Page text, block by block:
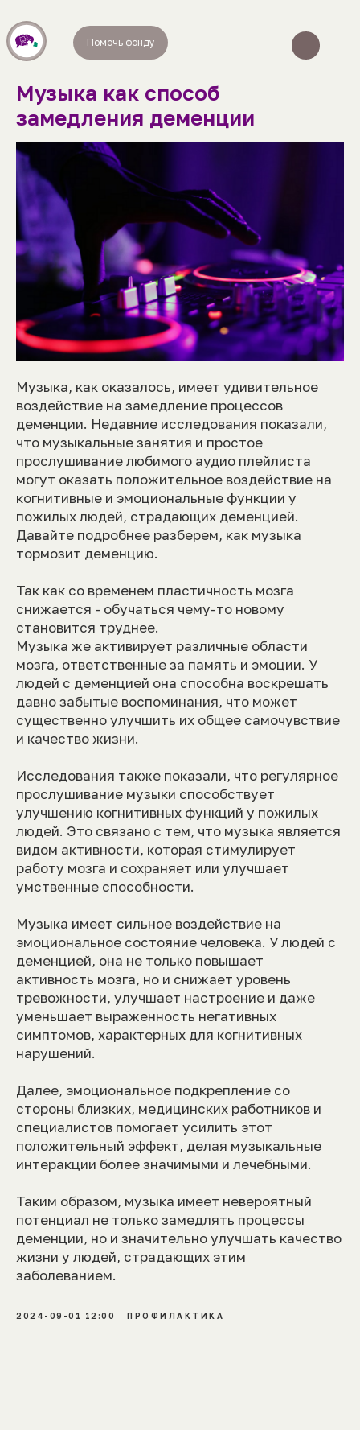
Помочь фонду
Музыка как способ
замедления деменции
Музыка, как оказалось, имеет удивительное
воздействие на замедление процессов
деменции. Недавние исследования показали,
что музыкальные занятия и простое
прослушивание любимого аудио плейлиста
могут оказать положительное воздействие на
когнитивные и эмоциональные функции у
пожилых людей, страдающих деменцией.
Давайте подробнее разберем, как музыка
тормозит деменцию.
Так как со временем пластичность мозга
снижается - обучаться чему-то новому
становится труднее.
Музыка же активирует различные области
мозга, ответственные за память и эмоции. У
людей с деменцией она способна воскрешать
давно забытые воспоминания, что может
существенно улучшить их общее самочувствие
и качество жизни.
Исследования также показали, что регулярное
прослушивание музыки способствует
улучшению когнитивных функций у пожилых
людей. Это связано с тем, что музыка является
видом активности, которая стимулирует
работу мозга и сохраняет или улучшает
умственные способности.
Музыка имеет сильное воздействие на
эмоциональное состояние человека. У людей с
деменцией, она не только повышает
активность мозга, но и снижает уровень
тревожности, улучшает настроение и даже
уменьшает выраженность негативных
симптомов, характерных для когнитивных
нарушений.
Далее, эмоциональное подкрепление со
стороны близких, медицинских работников и
специалистов помогает усилить этот
положительный эффект, делая музыкальные
интеракции более значимыми и лечебными.
Таким образом, музыка имеет невероятный
потенциал не только замедлять процессы
деменции, но и значительно улучшать качество
жизни у людей, страдающих этим
заболеванием.
2024-09-01 12:00 ПРОФИЛАКТИКА